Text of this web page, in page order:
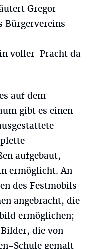
Gregor
Bürgervereins
voller Pracht da
auf dem
gibt es einen
aufgebaut,
ermöglicht. An
des Festmobils
angebracht, die
ermöglichen;
die von
Schule gemalt